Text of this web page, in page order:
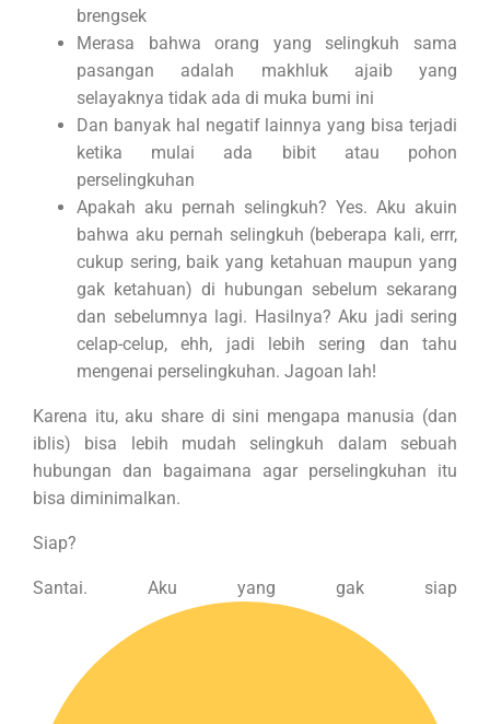
brengsek
Merasa bahwa orang yang selingkuh sama
pasangan adalah makhluk ajaib yang
selayaknya tidak ada di muka bumi ini
Dan banyak hal negatif lainnya yang bisa terjadi
ketika mulai ada bibit atau pohon
perselingkuhan
Apakah aku pernah selingkuh? Yes. Aku akuin
bahwa aku pernah selingkuh (beberapa kali, errr,
cukup sering, baik yang ketahuan maupun yang
gak ketahuan) di hubungan sebelum sekarang
dan sebelumnya lagi. Hasilnya? Aku jadi sering
celap-celup, ehh, jadi lebih sering dan tahu
mengenai perselingkuhan. Jagoan lah!
Karena itu, aku share di sini mengapa manusia (dan
iblis) bisa lebih mudah selingkuh dalam sebuah
hubungan dan bagaimana agar perselingkuhan itu
bisa diminimalkan.
Siap?
Santai. Aku yang gak siap